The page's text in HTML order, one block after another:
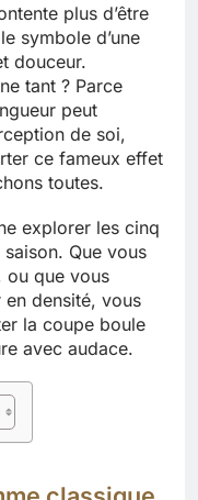
plus d’être
symbole d’une
douceur.
tant ? Parce
peut
de soi,
ce fameux effet
toutes.
explorer les cinq
Que vous
ou que vous
densité, vous
la coupe boule
avec audace.